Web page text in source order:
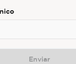
Enviar